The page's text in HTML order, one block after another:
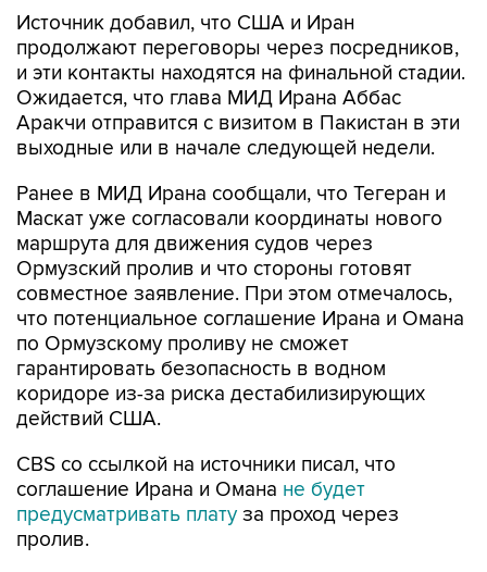
Источник добавил, что США и Иран
продолжают переговоры через посредников,
и эти контакты находятся на финальной стадии.
Ожидается, что глава МИД Ирана Аббас
Аракчи отправится с визитом в Пакистан в эти
выходные или в начале следующей недели.
Ранее в МИД Ирана сообщали, что Тегеран и
Маскат уже согласовали координаты нового
маршрута для движения судов через
Ормузский пролив и что стороны готовят
совместное заявление. При этом отмечалось,
что потенциальное соглашение Ирана и Омана
по Ормузскому проливу не сможет
гарантировать безопасность в водном
коридоре из-за риска дестабилизирующих
действий США.
CBS со ссылкой на источники писал, что
соглашение Ирана и Омана не будет
предусматривать плату за проход через
пролив.